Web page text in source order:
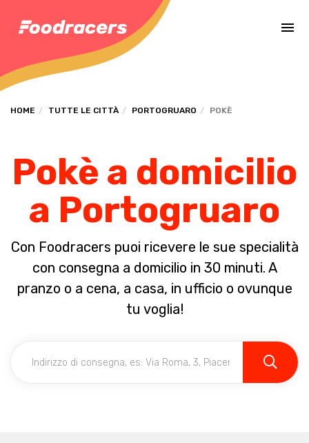
HOME TUTTE LE CITTÀ PORTOGRUARO POKÈ
Pokè a domicilio
a Portogruaro
Con Foodracers puoi ricevere le sue specialità
con consegna a domicilio in 30 minuti. A
pranzo o a cena, a casa, in ufficio o ovunque
tu voglia!